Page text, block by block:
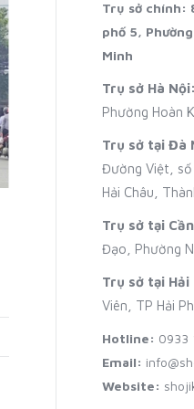
Trụ sở chính:
phố 5,
Minh
Trụ sở Hà Nội:
Phường Hoàn
Trụ sở tại Đà
Đường Việt, số
Hải Châu,
Trụ sở tại
Đạo, Phường
Trụ sở tại Hải
Viên, TP Hải
Hotline: 0933
Email:
Website: